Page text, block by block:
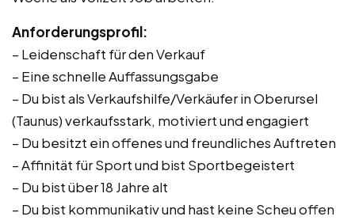
Anforderungsprofil:
– Leidenschaft für den Verkauf
– Eine schnelle Auffassungsgabe
– Du bist als Verkaufshilfe/Verkäufer in Oberursel
(Taunus) verkaufsstark, motiviert und engagiert
– Du besitzt ein offenes und freundliches Auftreten
– Affinität für Sport und bist Sportbegeistert
– Du bist über 18 Jahre alt
– Du bist kommunikativ und hast keine Scheu offen